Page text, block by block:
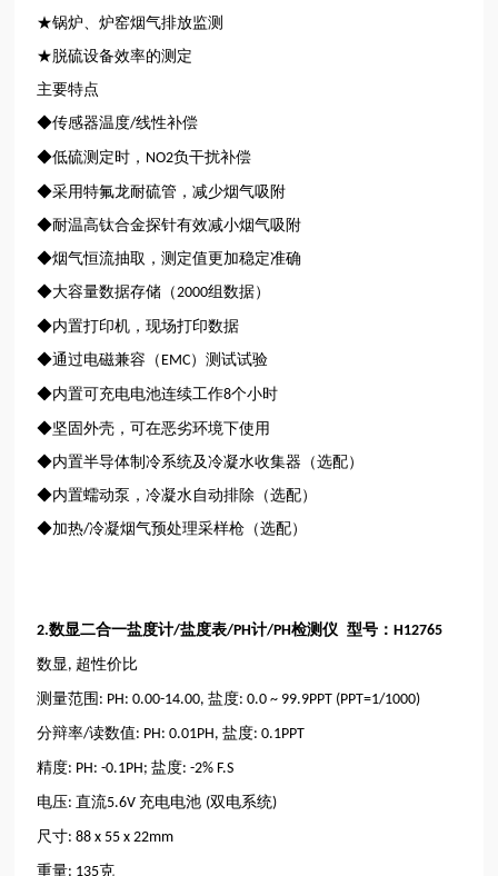
★锅炉、炉窑烟气排放监测
★脱硫设备效率的测定
主要特点
◆传感器温度/线性补偿
◆低硫测定时， NO2负干扰补偿
◆采用特氟龙耐硫管，减少烟气吸附
◆耐温高钛合金探针有效减小烟气吸附
◆烟气恒流抽取，测定值更加稳定准确
◆大容量数据存储（2000组数据）
◆内置打印机，现场打印数据
◆通过电磁兼容（ EMC）测试试验
◆内置可充电电池连续工作8个小时
◆坚固外壳，可在恶劣环境下使用
◆内置半导体制冷系统及冷凝水收集器（选配）
◆内置蠕动泵，冷凝水自动排除（选配）
◆加热/冷凝烟气预处理采样枪（选配）
2.数显二合一盐度计/盐度表/PH计/PH检测仪 型号：H12765
数显 , 超性价比
测量范围 : PH: 0.00-14.00,盐度: 0.0 ~ 99.9PPT (PPT=1/1000)
分辩率/读数值: PH: 0.01PH,盐度: 0.1PPT
精度: PH: -0.1PH;盐度: -2% F.S
电压: 直流5.6V 充电电池 (双电系统)
尺寸: 88 x 55 x 22mm
重量: 135克